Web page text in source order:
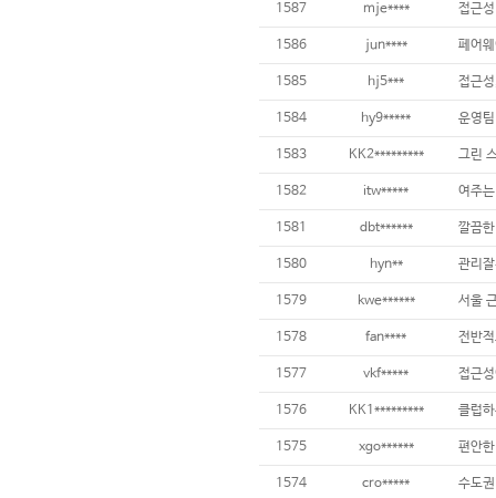
1587 mje**** 접근
1586 jun****
1585 hj5***
1584 hy9***** 운영
1583 KK2*********
1582 itw*****
1581 dbt****** 깔끔
1580 hyn** 관리
1579 kwe****** 서울
1578 fan****
1577 vkf*****
1576 KK1*********
1575 xgo****** 편안
1574 cro*****